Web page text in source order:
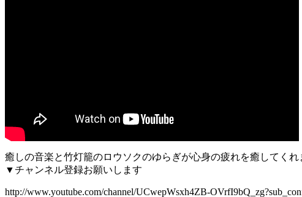
癒しの音楽と竹灯籠のロウソクのゆらぎが心身の疲れを癒してく
▼チャンネル登録お願いします
http://www.youtube.com/channel/UCwepWsxh4ZB-